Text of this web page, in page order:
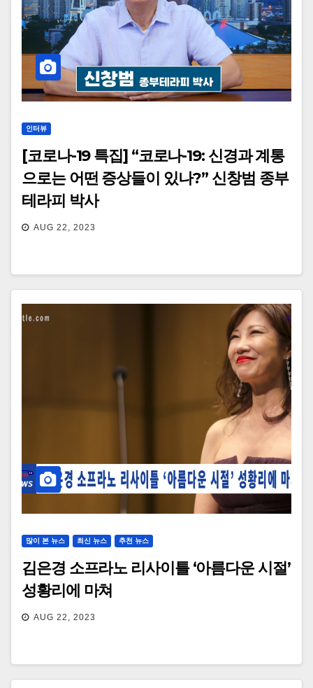
인터뷰
[코로나-19 특집] “코로나-19: 신경과 계통
으로는 어떤 증상들이 있나?” 신창범 종부
테라피 박사
AUG 22, 2023
많이 본 뉴스 최신 뉴스 추천 뉴스
김은경 소프라노 리사이틀 ‘아름다운 시절’
성황리에 마쳐
AUG 22, 2023